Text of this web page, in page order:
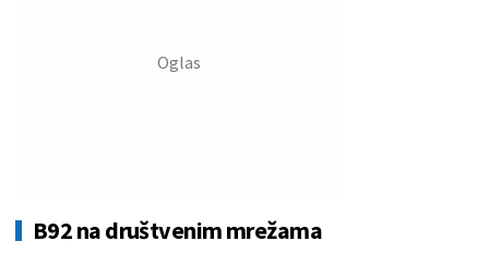
B92 na društvenim mrežama